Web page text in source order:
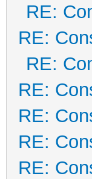
RE:
RE:
RE:
RE:
RE:
RE:
RE: